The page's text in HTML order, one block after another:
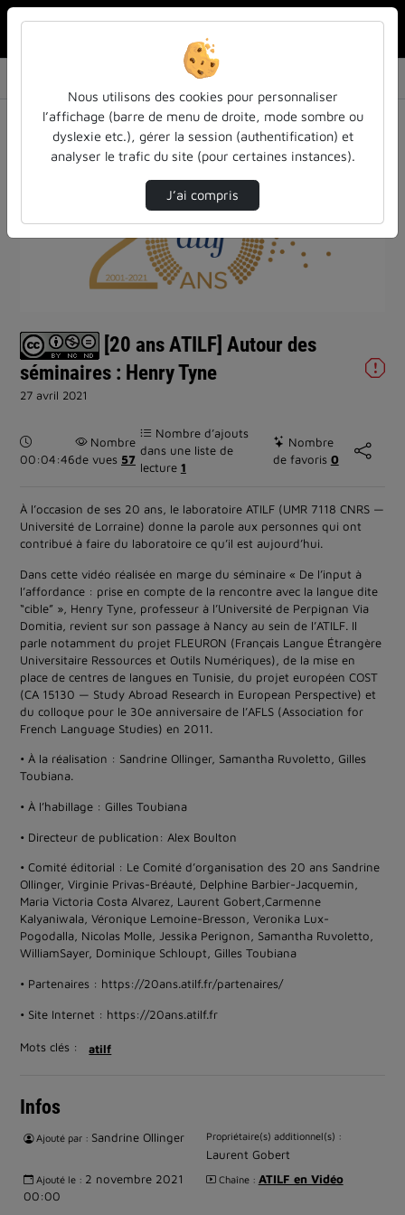
[20 ans ATILF] Autour des séminaires : Henry…
Lire
la
[20 ans ATILF] Autour des
séminaires : Henry Tyne
27 avril 2021
Durée :
00:04:46
Nombre
de vues 57
Nombre d’ajouts
dans une liste de
lecture 1
Nombre
de favoris 0
À l’occasion de ses 20 ans, le laboratoire ATILF (UMR 7118 CNRS —
Université de Lorraine) donne la parole aux personnes qui ont
contribué à faire du laboratoire ce qu’il est aujourd’hui.
Dans cette vidéo réalisée en marge du séminaire « De l’input à
l’affordance : prise en compte de la rencontre avec la langue dite
“cible” », Henry Tyne, professeur à l’Université de Perpignan Via
Domitia, revient sur son passage à Nancy au sein de l’ATILF. Il
parle notamment du projet FLEURON (Français Langue Étrangère
Universitaire Ressources et Outils Numériques), de la mise en
place de centres de langues en Tunisie, du projet européen COST
(CA 15130 — Study Abroad Research in European Perspective) et
du colloque pour le 30e anniversaire de l’AFLS (Association for
French Language Studies) en 2011.
• À la réalisation : Sandrine Ollinger, Samantha Ruvoletto, Gilles
Toubiana.
• À l’habillage : Gilles Toubiana
• Directeur de publication: Alex Boulton
• Comité éditorial : Le Comité d’organisation des 20 ans Sandrine
Ollinger, Virginie Privas-Bréauté, Delphine Barbier-Jacquemin,
Maria Victoria Costa Alvarez, Laurent Gobert,Carmenne
Kalyaniwala, Véronique Lemoine-Bresson, Veronika Lux-
Pogodalla, Nicolas Molle, Jessika Perignon, Samantha Ruvoletto,
WilliamSayer, Dominique Schloupt, Gilles Toubiana
• Partenaires : https://20ans.atilf.fr/partenaires/
• Site Internet : https://20ans.atilf.fr
Mots clés : atilf
Infos
Ajouté par : Sandrine Ollinger Propriétaire(s) additionnel(s) :
Laurent Gobert
Ajouté le : 2 novembre 2021
00:00
Chaîne : ATILF en Vidéo
Nous utilisons des cookies pour personnaliser
l’affichage (barre de menu de droite, mode sombre ou
dyslexie etc.), gérer la session (authentification) et
analyser le trafic du site (pour certaines instances).
J’ai compris